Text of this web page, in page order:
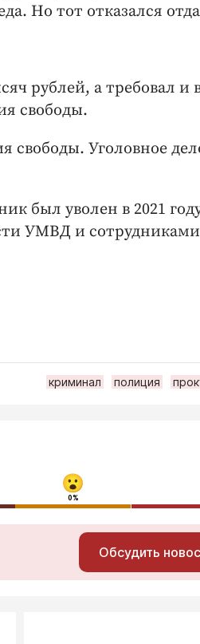
Но тот отказался
рублей, а требовал и
свободы.
свободы. Уголовное
был уволен в 2021
УМВД и сотрудниками
криминал полиция
0%
Обсудить